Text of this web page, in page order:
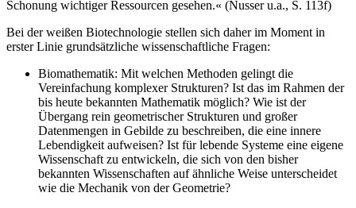
Schonung wichtiger Ressourcen gesehen.« (Nusser u.a., S. 113f)
Bei der weißen Biotechnologie stellen sich daher im Moment in
erster Linie grundsätzliche wissenschaftliche Fragen:
Biomathematik: Mit welchen Methoden gelingt die
Vereinfachung komplexer Strukturen? Ist das im Rahmen der
bis heute bekannten Mathematik möglich? Wie ist der
Übergang rein geometrischer Strukturen und großer
Datenmengen in Gebilde zu beschreiben, die eine innere
Lebendigkeit aufweisen? Ist für lebende Systeme eine eigene
Wissenschaft zu entwickeln, die sich von den bisher
bekannten Wissenschaften auf ähnliche Weise unterscheidet
wie die Mechanik von der Geometrie?